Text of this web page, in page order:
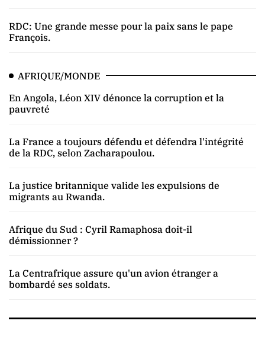
RDC: Une grande messe pour la paix sans le pape
François.
AFRIQUE/MONDE
En Angola, Léon XIV dénonce la corruption et la
pauvreté
La France a toujours défendu et défendra l'intégrité
de la RDC, selon Zacharapoulou.
La justice britannique valide les expulsions de
migrants au Rwanda.
Afrique du Sud : Cyril Ramaphosa doit-il
démissionner ?
La Centrafrique assure qu'un avion étranger a
bombardé ses soldats.